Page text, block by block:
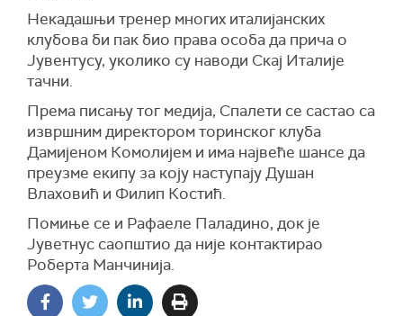
Некадашњи тренер многих италијанских
клубова би пак био права особа да прича о
Јувентусу, уколико су наводи Скај Италије
тачни.
Према писању тог медија, Спалети се састао са
извршним директором торинског клуба
Дамијеном Комолијем и има највеће шансе да
преузме екипу за коју наступају Душан
Влаховић и Филип Костић.
Помиње се и Рафаеле Паладино, док је
Јуветнус саопштио да није контактирао
Роберта Манчинија.